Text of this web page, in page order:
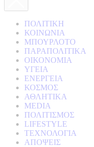
ΠΟΛΙΤΙΚΗ
ΚΟΙΝΩΝΙΑ
ΜΠΟΥΡΛΟΤΟ
ΠΑΡΑΠΟΛΙΤΙΚΑ
ΟΙΚΟΝΟΜΙΑ
ΥΓΕΙΑ
ΕΝΕΡΓΕΙΑ
ΚΟΣΜΟΣ
ΑΘΛΗΤΙΚΑ
MEDIA
ΠΟΛΙΤΙΣΜΟΣ
LIFESTYLE
ΤΕΧΝΟΛΟΓΙΑ
ΑΠΟΨΕΙΣ